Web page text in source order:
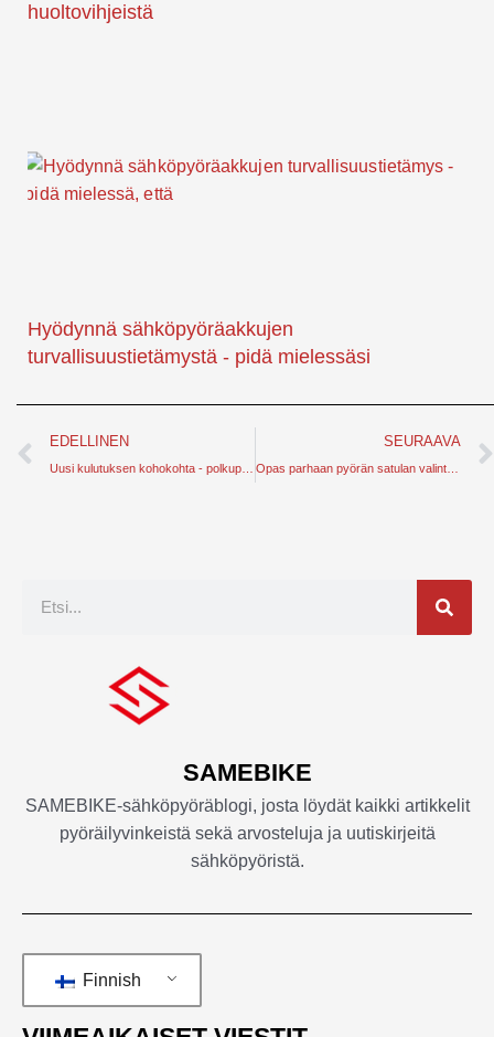
huoltovihjeistä
Hyödynnä sähköpyöräakkujen
turvallisuustietämystä - pidä mielessäsi
Edellinen
EDELLINEN SEURAAVA
SAMEBIKE
SAMEBIKE-sähköpyöräblogi, josta löydät kaikki artikkelit
pyöräilyvinkeistä sekä arvosteluja ja uutiskirjeitä
sähköpyöristä.
Finnish